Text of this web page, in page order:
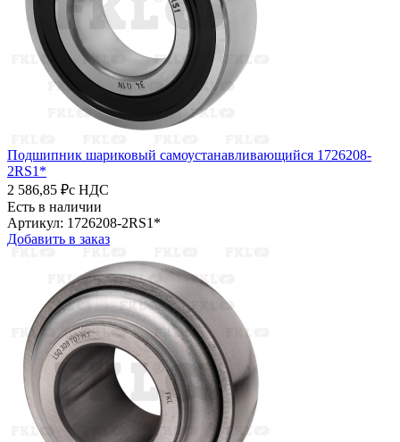
Подшипник шариковый самоустанавливающийся 1726208-
2RS1*
2 586,85 ₽с НДС
Есть в наличии
Артикул: 1726208-2RS1*
Добавить в заказ